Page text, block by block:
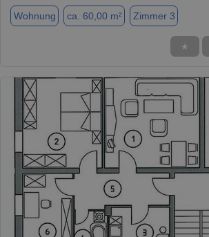
Wohnung ca. 60,00 m² Zimmer 3
★